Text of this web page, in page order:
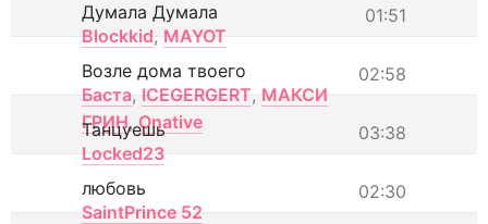
01:51
Думала Думала
Blockkid, MAYOT
02:58
Возле дома твоего
Баста, ICEGERGERT, МАКСИ
ГРИН, Onative 03:38
Танцуешь
Locked23
02:30
любовь
SaintPrince 52